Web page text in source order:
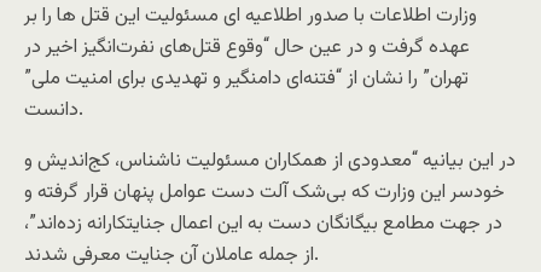
وزارت اطلاعات با صدور اطلاعیه ای مسئولیت این قتل ها را بر
عهده گرفت و در عین حال “وقوع قتل‌های نفرت‌انگیز اخیر در
تهران” را نشان از “فتنه‌ای دامنگیر و تهدیدی برای امنیت ملی”
دانست.
در این بیانیه “معدودی از همکاران مسئولیت ناشناس، کج‌اندیش و
خودسر این وزارت که بی‌شک آلت دست عوامل پنهان قرار گرفته و
در جهت مطامع بیگانگان دست به این اعمال جنایتکارانه زده‌اند”،
از جمله عاملان آن جنایت معرفی شدند.